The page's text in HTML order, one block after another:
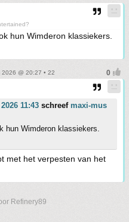
hun Wimderon klassiekers.
@ 20:27 • 22
11:43 schreef maxi-mus
hun Wimderon klassiekers.
met het verpesten van het
Refinery89